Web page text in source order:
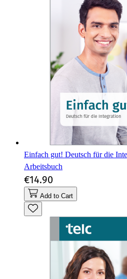
Einfach gut! Deutsch für die
Arbeitsbuch
€14.90
Add to Cart